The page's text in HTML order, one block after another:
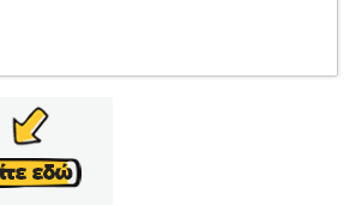
597-227-1 Συγγραφέας: ΛΑΛΟΥΣΗ
Ο εγκληματολόγος Πέτρος Δεληγιάννης,
πριν τις εκλογές, ταράζοντας την
της. Το κυνήγι εύρεσης των πιθανών
που είχε κίνητρο να τη σκοτώσει είναι ο